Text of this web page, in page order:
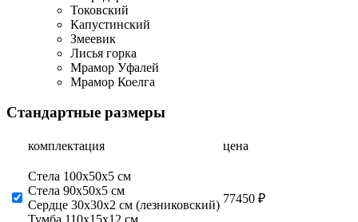
Токовский
Капустинский
Змеевик
Лисья горка
Мрамор Уфалей
Мрамор Коелга
Стандартные размеры
комплектация цена
Стела 100х50х5 см
Стела 90х50х5 см
Сердце 30х30х2 см (лезниковский) 77450 ₽